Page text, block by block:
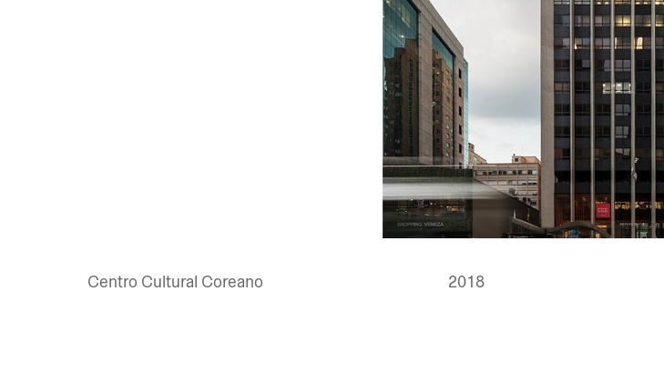
Centro Cultural Coreano 2018